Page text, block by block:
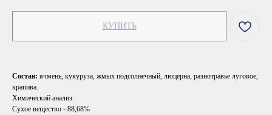
КУПИТЬ
Состав: ячмень, кукуруза, жмых подсолнечный, люцерна, разнотравье луговое,
крапива.
Химический анализ:
Сухое вещество - 88,68%